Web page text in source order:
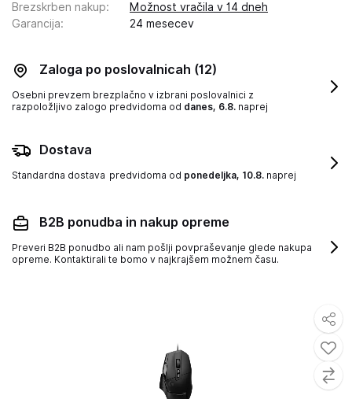
Brezskrben nakup:
Možnost vračila v 14 dneh
Garancija: 24 mesecev
Zaloga po poslovalnicah (12)
Osebni prevzem brezplačno v izbrani poslovalnici z
razpoložljivo zalogo predvidoma od danes, 6.8. naprej
Dostava
Standardna dostava predvidoma od ponedeljka, 10.8. naprej
B2B ponudba in nakup opreme
Preveri B2B ponudbo ali nam pošlji povpraševanje glede nakupa
opreme. Kontaktirali te bomo v najkrajšem možnem času.